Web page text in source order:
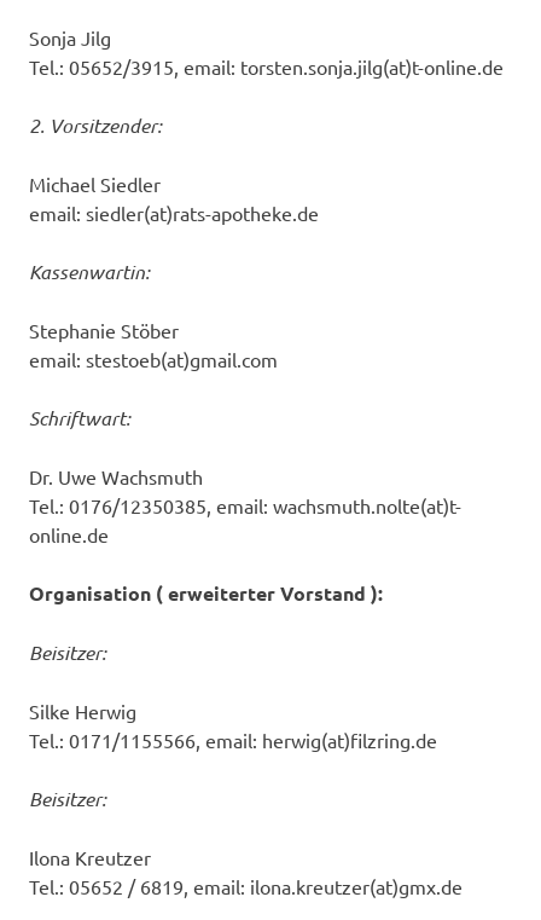
Sonja Jilg
Tel.: 05652/3915, email: torsten.sonja.jilg(at)t-online.de
2. Vorsitzender:
Michael Siedler
email: siedler(at)rats-apotheke.de
Kassenwartin:
Stephanie Stöber
email: stestoeb(at)gmail.com
Schriftwart:
Dr. Uwe Wachsmuth
Tel.: 0176/12350385, email: wachsmuth.nolte(at)t-
online.de
Organisation ( erweiterter Vorstand ):
Beisitzer:
Silke Herwig
Tel.: 0171/1155566, email: herwig(at)filzring.de
Beisitzer:
Ilona Kreutzer
Tel.: 05652 / 6819, email: ilona.kreutzer(at)gmx.de